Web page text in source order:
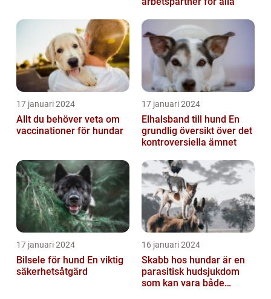
17 januari 2024
Allt du behöver veta om
vaccinationer för hundar
17 januari 2024
Elhalsband till hund En
grundlig översikt över det
kontroversiella ämnet
17 januari 2024
Bilsele för hund En viktig
säkerhetsåtgärd
16 januari 2024
Skabb hos hundar är en
parasitisk hudsjukdom
som kan vara både